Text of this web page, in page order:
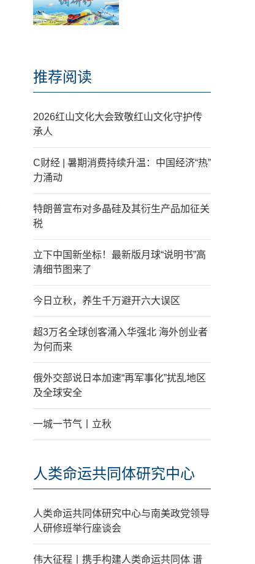
推荐阅读
2026红山文化大会致敬红山文化守护传
承人
C财经 | 暑期消费持续升温：中国经济“热”
力涌动
特朗普宣布对多晶硅及其衍生产品加征关
税
立下中国新坐标！最新版月球“说明书”高
清细节图来了
今日立秋，养生千万避开六大误区
超3万名全球创客涌入华强北 海外创业者
为何而来
俄外交部说日本加速“再军事化”扰乱地区
及全球安全
一城一节气丨立秋
人类命运共同体研究中心
人类命运共同体研究中心与南美政党领导
人研修班举行座谈会
伟大征程丨携手构建人类命运共同体 谱